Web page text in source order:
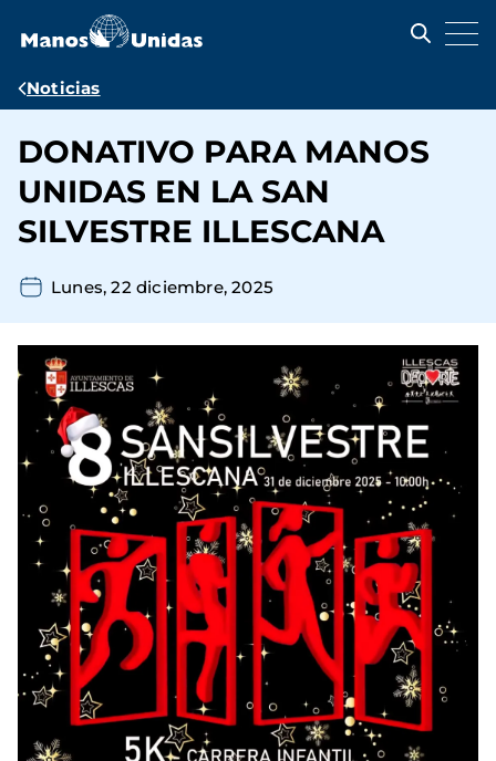
contenido
Ruta
navegación
Noticias
DONATIVO PARA MANOS
UNIDAS EN LA SAN
SILVESTRE ILLESCANA
Lunes, 22 diciembre, 2025